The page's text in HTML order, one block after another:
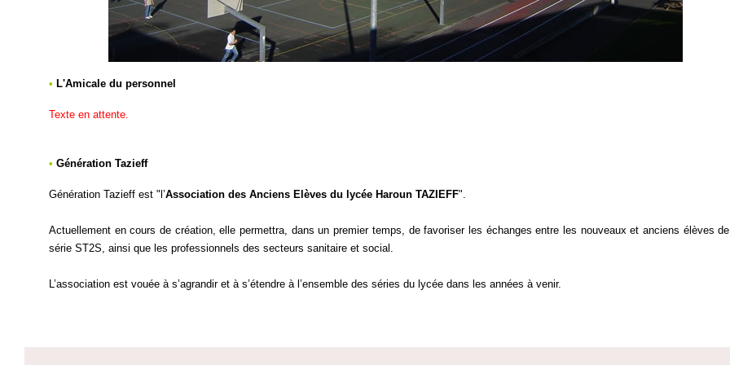
• L'Amicale du personnel
Texte en attente.
• Génération Tazieff
Génération Tazieff est "l’Association des Anciens Elèves du lycée Haroun TAZIEFF".
Actuellement en cours de création, elle permettra, dans un premier temps, de favoriser les échanges entre les nouveaux et anciens élèves
série ST2S, ainsi que les professionnels des secteurs sanitaire et social.
L’association est vouée à s’agrandir et à s’étendre à l’ensemble des séries du lycée dans les années à venir.